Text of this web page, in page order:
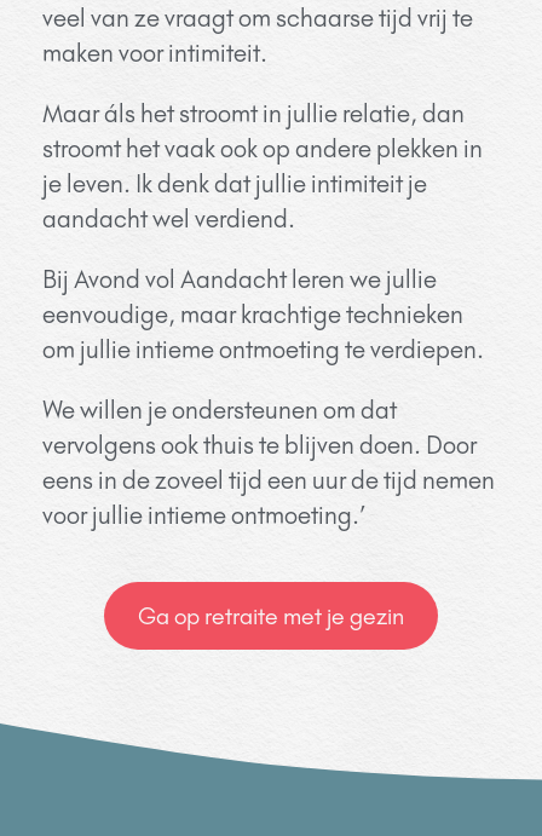
veel van ze vraagt om schaarse tijd vrij te
maken voor intimiteit.
Maar áls het stroomt in jullie relatie, dan
stroomt het vaak ook op andere plekken in
je leven. Ik denk dat jullie intimiteit je
aandacht wel verdiend.
Bij Avond vol Aandacht leren we jullie
eenvoudige, maar krachtige technieken
om jullie intieme ontmoeting te verdiepen.
We willen je ondersteunen om dat
vervolgens ook thuis te blijven doen. Door
eens in de zoveel tijd een uur de tijd nemen
voor jullie intieme ontmoeting.’
Ga op retraite met je gezin